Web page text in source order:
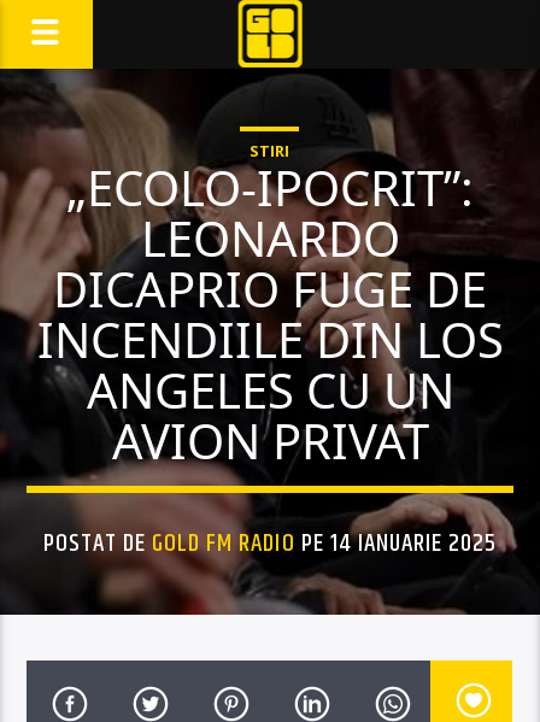
STIRI
„ECOLO-IPOCRIT”:
LEONARDO
DICAPRIO FUGE DE
INCENDIILE DIN LOS
ANGELES CU UN
AVION PRIVAT
POSTAT DE GOLD FM RADIO PE 14 IANUARIE 2025